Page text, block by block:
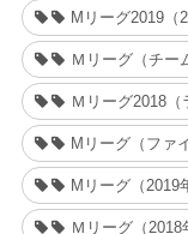
Mリーグ2019（
Ｍリーグ（チー
Ｍリーグ2018（
Mリーグ（ファ
Mリーグ（2019
Ｍリーグ（2018